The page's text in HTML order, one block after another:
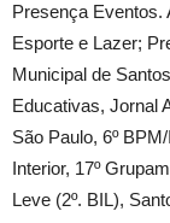
Presença Eventos.
Esporte e Lazer;
Municipal de
Educativas, Jornal
São Paulo, 6º
Interior, 17º
Leve (2º. BIL),